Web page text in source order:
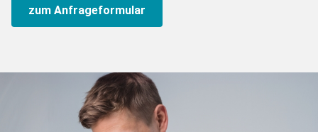
zum Anfrageformular